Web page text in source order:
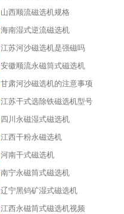
山西顺流磁选机规格
海南湿式逆流磁选机
江苏河沙磁选机是强磁吗
安徽顺流永磁筒式磁选机
甘肃河沙磁选机的注意事项
江苏干式选除铁磁选机型号
四川永磁湿式磁选机
江西干粉永磁选机
河南干式磁选机
南宁永磁筒式磁选机
辽宁黑钨矿湿式磁选机
江西永磁筒式磁选机视频